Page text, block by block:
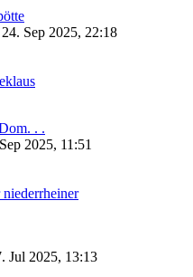
Sep 2025, 22:18
. .
2025, 11:51
niederrheiner
Jul 2025, 13:13